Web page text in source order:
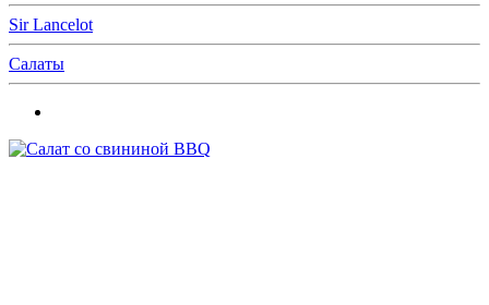
Sir Lancelot
Салаты